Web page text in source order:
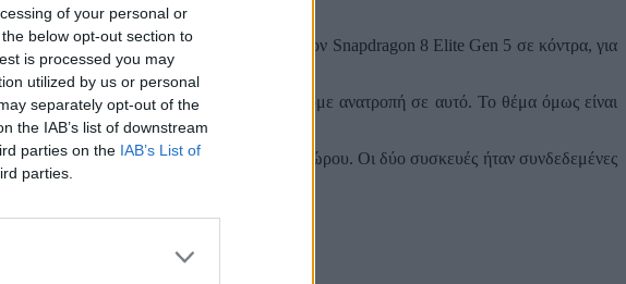
of your personal or
below opt-out section to
is processed you may
utilized by us or personal
separately opt-out of the
the IAB’s list of downstream
parties on the IAB’s List of
parties.
S26 (από την αγορά των ΗΠΑ) με τον Snapdragon 8 Elite Gen 5 σε κόντρα, για
επιδόσεις και φέτος δεν έχουμε ανατροπή σε αυτό. Το θέμα όμως είναι
12GB RAM και 512GB αποθηκευτικού χώρου. Οι δύο συσκευές ήταν συνδεδεμένες